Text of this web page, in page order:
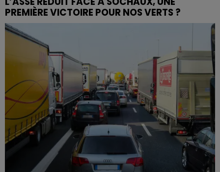
PREMIÈRE VICTOIRE POUR NOS VERTS ?